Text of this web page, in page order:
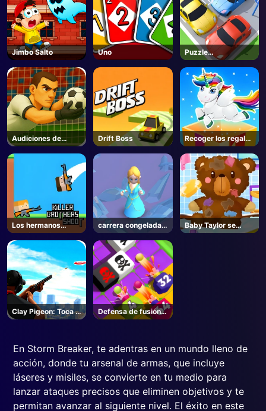
Jimbo Salto Uno
Puzzle
Aparcamiento 3d
Audiciones de
Super Goalkeeper
Drift Boss
Recoger los regalos
de Navidad
Los hermanos
asesinos disparan
carrera congelada
3d
Baby Taylor se
organiza
Clay Pigeon: Toca y
dispara
Defensa de fusión
de cañón de
En Storm Breaker, te adentras en un mundo lleno de
acción, donde tu arsenal de armas, que incluye
láseres y misiles, se convierte en tu medio para
lanzar ataques precisos que eliminen objetivos y te
permitan avanzar al siguiente nivel. El éxito en este